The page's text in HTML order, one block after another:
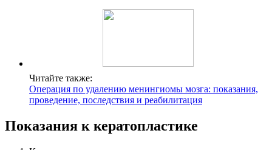
Читайте также:
Операция по удалению менингиомы мозга: показания,
проведение, последствия и реабилитация
Показания к кератопластике